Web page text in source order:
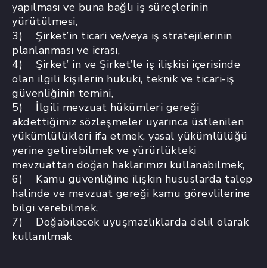
yapılması ve buna bağlı iş süreçlerinin
yürütülmesi,
3) Şirket’in ticari ve/veya iş stratejilerinin
planlanması ve icrası,
4) Şirket’ in ve Şirket’le iş ilişkisi içerisinde
olan ilgili kişilerin hukuki, teknik ve ticari-iş
güvenliğinin temini,
5) İlgili mevzuat hükümleri gereği
akdettiğimiz sözleşmeler uyarınca üstlenilen
yükümlülükleri ifa etmek, yasal yükümlülüğü
yerine getirebilmek ve yürürlükteki
mevzuattan doğan haklarımızı kullanabilmek,
6) Kamu güvenliğine ilişkin hususlarda talep
halinde ve mevzuat gereği kamu görevlilerine
bilgi verebilmek,
7) Doğabilecek uyuşmazlıklarda delil olarak
kullanılmak